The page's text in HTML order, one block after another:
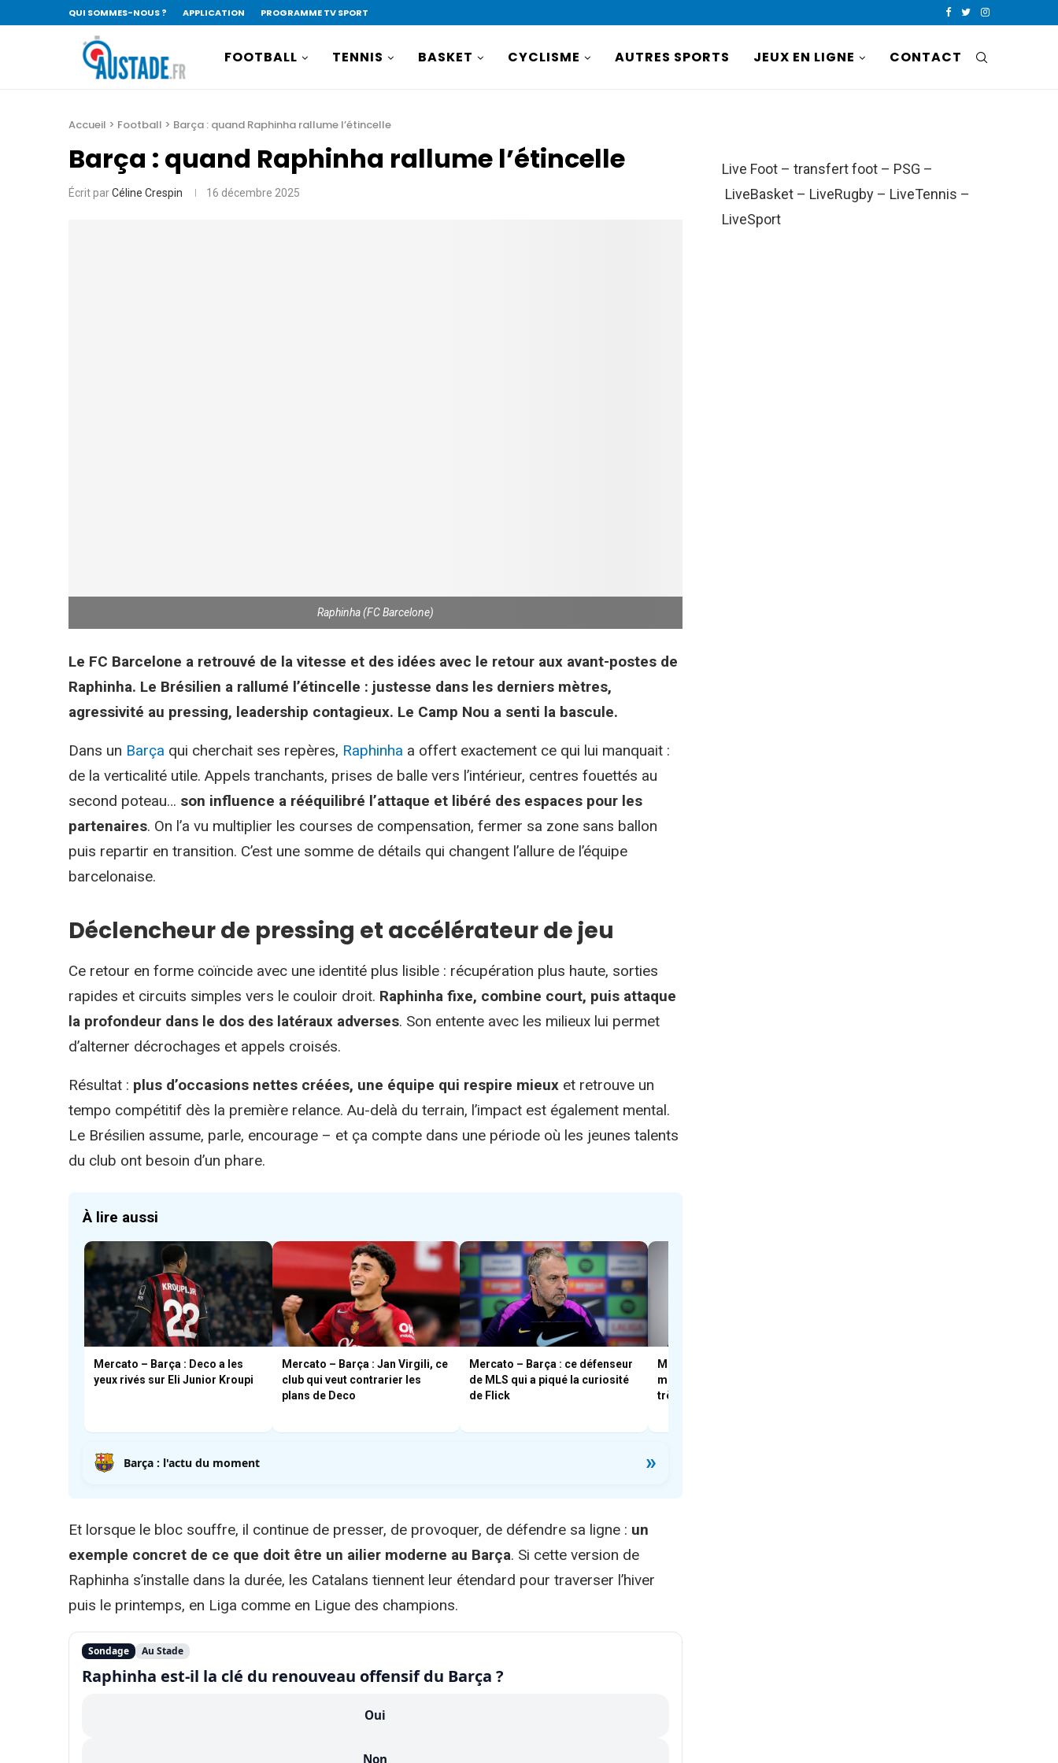
QUI SOMMES-NOUS ? APPLICATION PROGRAMME TV SPORT
FOOTBALL TENNIS BASKET CYCLISME AUTRES SPORTS JEUX EN LIGNE CONTACT
Accueil > Football > Barça : quand Raphinha rallume l’étincelle
Barça : quand Raphinha rallume l’étincelle
Écrit parCéline Crespin 16 décembre 2025
Raphinha (FC Barcelone)
Le FC Barcelone a retrouvé de la vitesse et des idées avec le retour aux avant-postes de
Raphinha. Le Brésilien a rallumé l’étincelle : justesse dans les derniers mètres,
agressivité au pressing, leadership contagieux. Le Camp Nou a senti la bascule.
Dans un Barça qui cherchait ses repères, Raphinha a offert exactement ce qui lui manquait :
de la verticalité utile. Appels tranchants, prises de balle vers l’intérieur, centres fouettés au
second poteau… son influence a rééquilibré l’attaque et libéré des espaces pour les
partenaires. On l’a vu multiplier les courses de compensation, fermer sa zone sans ballon
puis repartir en transition. C’est une somme de détails qui changent l’allure de l’équipe
barcelonaise.
Déclencheur de pressing et accélérateur de jeu
Ce retour en forme coïncide avec une identité plus lisible : récupération plus haute, sorties
rapides et circuits simples vers le couloir droit. Raphinha fixe, combine court, puis attaque
la profondeur dans le dos des latéraux adverses. Son entente avec les milieux lui permet
d’alterner décrochages et appels croisés.
Résultat : plus d’occasions nettes créées, une équipe qui respire mieux et retrouve un
tempo compétitif dès la première relance. Au-delà du terrain, l’impact est également mental.
Le Brésilien assume, parle, encourage – et ça compte dans une période où les jeunes talents
du club ont besoin d’un phare.
À lire aussi
Mercato – Barça : Deco a les
yeux rivés sur Eli Junior Kroupi
Mercato – Barça : Jan Virgili, ce
club qui veut contrarier les
plans de Deco
Mercato – Barça : ce défenseur
de MLS qui a piqué la curiosité
de Flick
Mercato – Barça : ce joueur
mexicain que Flick suivra de
très près durant le Mondial
Barça : l'actu du moment »
Et lorsque le bloc souffre, il continue de presser, de provoquer, de défendre sa ligne : un
exemple concret de ce que doit être un ailier moderne au Barça. Si cette version de
Raphinha s’installe dans la durée, les Catalans tiennent leur étendard pour traverser l’hiver
puis le printemps, en Liga comme en Ligue des champions.
Sondage Au Stade
Raphinha est-il la clé du renouveau offensif du Barça ?
Oui
Non
Live Foot – transfert foot – PSG –
LiveBasket – LiveRugby – LiveTennis –
LiveSport